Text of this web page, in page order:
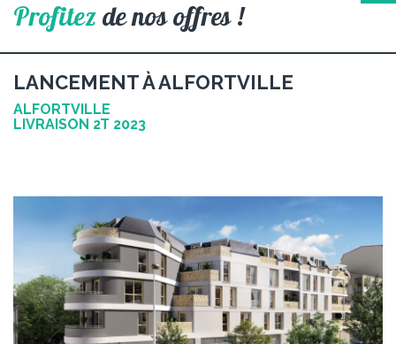
Profitezde nos offres !
LANCEMENT À ALFORTVILLE
ALFORTVILLE
LIVRAISON 2T 2023